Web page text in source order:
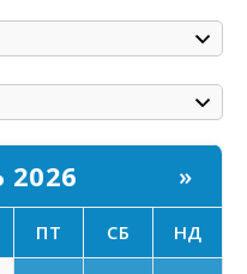
2026 »
ПТ СБ НД